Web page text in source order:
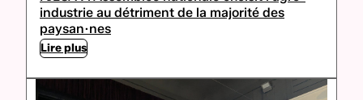
industrie au détriment de la majorité des
paysan·nes
Lire plus